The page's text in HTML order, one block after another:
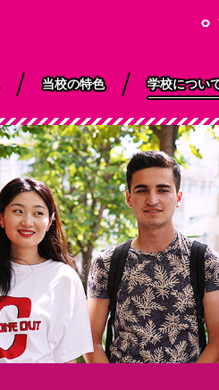
当校の特色
進路サポート
学校につい
留学生活 東
総合日本語＜留学
以外＞
就